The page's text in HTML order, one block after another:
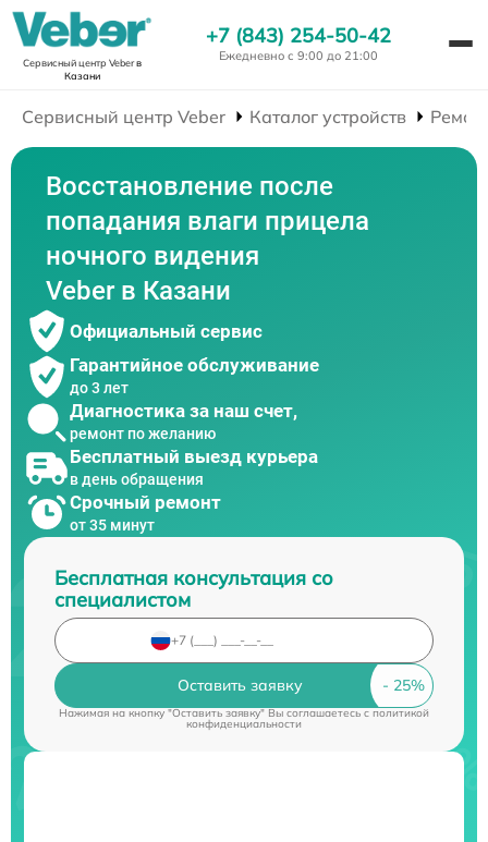
Сервисный центр Veberв
Казани
+7 (843) 254-50-42
Ежедневно с 9:00 до 21:00
Сервисный центр Veber Каталог устройств
Восстановление после
попадания влаги прицела
ночного видения
Veber в Казани
Официальный сервис
Гарантийное обслуживание
до 3 лет
Диагностика за наш счет,
ремонт по желанию
Бесплатный выезд курьера
в день обращения
Срочный ремонт
от 35 минут
Бесплатная консультация со
специалистом
Оставить заявку
Нажимая на кнопку "Оставить заявку" Вы соглашаетесь cполитикой
конфиденциальности